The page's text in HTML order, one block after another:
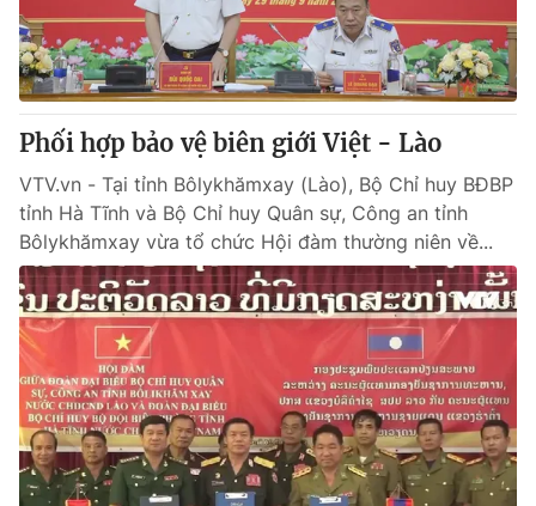
Phối hợp bảo vệ biên giới Việt - Lào
VTV.vn - Tại tỉnh Bôlykhămxay (Lào), Bộ Chỉ huy BĐBP
tỉnh Hà Tĩnh và Bộ Chỉ huy Quân sự, Công an tỉnh
Bôlykhămxay vừa tổ chức Hội đàm thường niên về...